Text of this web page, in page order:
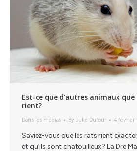
Est-ce que d’autres animaux
rient?
Dans les médias By Julie Dufour 4 février
Saviez-vous que les rats rient
et qu’ils sont chatouilleux? La Dre